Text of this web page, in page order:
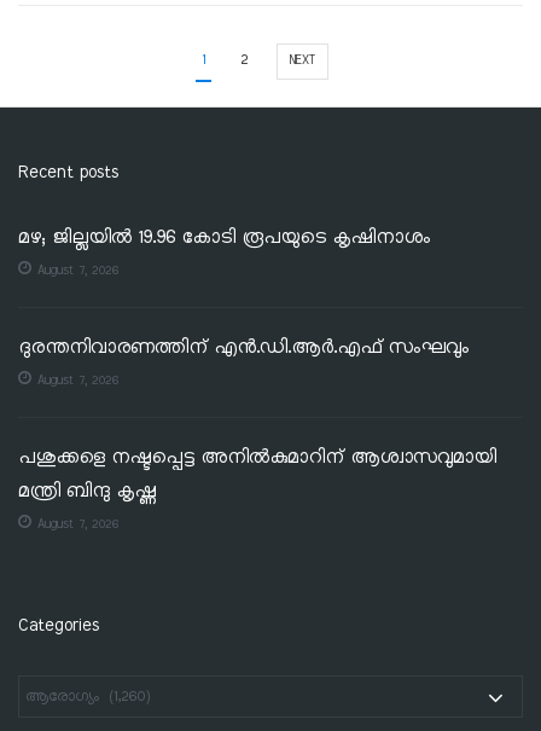
1 2 NEXT
Recent posts
മഴ; ജില്ലയില്‍ 19.96 കോടി രൂപയുടെ കൃഷിനാശം
August 7, 2026
ദുരന്തനിവാരണത്തിന് എൻ.ഡി.ആർ.എഫ് സംഘവും
August 7, 2026
പശുക്കളെ നഷ്ടപ്പെട്ട അനിൽകുമാറിന് ആശ്വാസവുമായി
മന്ത്രി ബിന്ദു കൃഷ്ണ
August 7, 2026
Categories